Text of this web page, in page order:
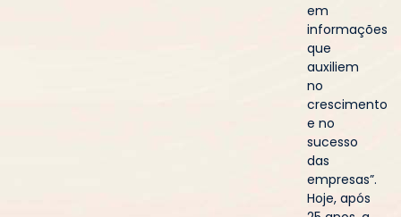
em
informações
que
auxiliem
no
crescimento
e no
sucesso
das
empresas”.
Hoje, após